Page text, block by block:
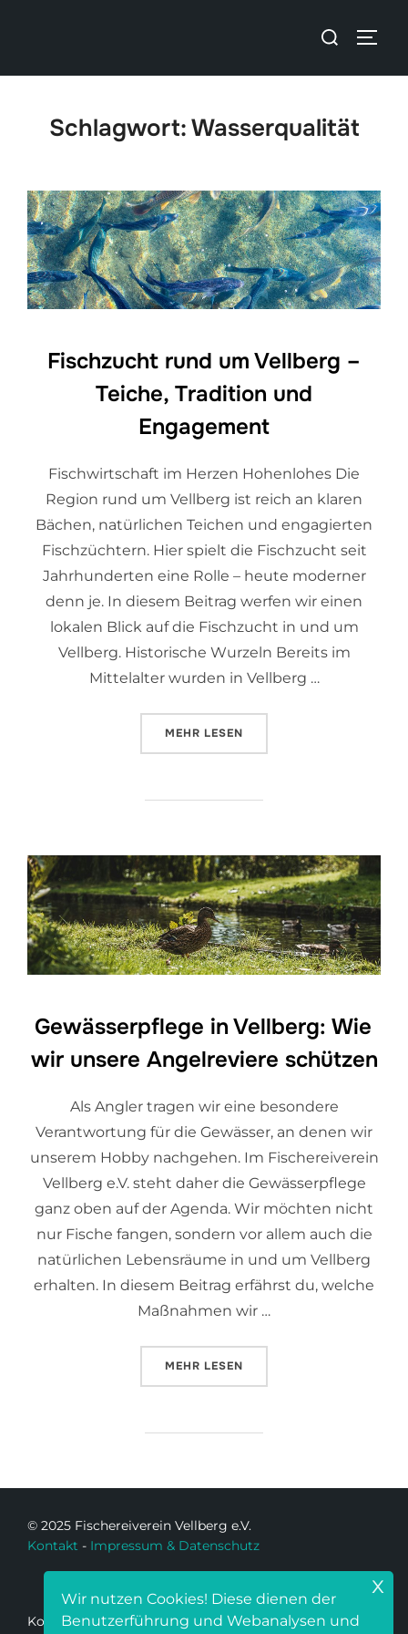
Schlagwort:Wasserqualität
Fischzucht rund um Vellberg –
Teiche, Tradition und
Engagement
Fischwirtschaft im Herzen Hohenlohes Die
Region rund um Vellberg ist reich an klaren
Bächen, natürlichen Teichen und engagierten
Fischzüchtern. Hier spielt die Fischzucht seit
Jahrhunderten eine Rolle – heute moderner
denn je. In diesem Beitrag werfen wir einen
lokalen Blick auf die Fischzucht in und um
Vellberg. Historische Wurzeln Bereits im
Mittelalter wurden in Vellberg …
MEHR LESEN
Gewässerpflege in Vellberg: Wie
wir unsere Angelreviere schützen
Als Angler tragen wir eine besondere
Verantwortung für die Gewässer, an denen wir
unserem Hobby nachgehen. Im Fischereiverein
Vellberg e.V. steht daher die Gewässerpflege
ganz oben auf der Agenda. Wir möchten nicht
nur Fische fangen, sondern vor allem auch die
natürlichen Lebensräume in und um Vellberg
erhalten. In diesem Beitrag erfährst du, welche
Maßnahmen wir …
MEHR LESEN
© 2025 Fischereiverein Vellberg e.V.
Kontakt - Impressum & Datenschutz
Kontakt:
Wir nutzen Cookies! Diese dienen der
Benutzerführung und Webanalysen und
x